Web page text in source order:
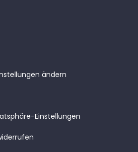
ändern
Einstellungen